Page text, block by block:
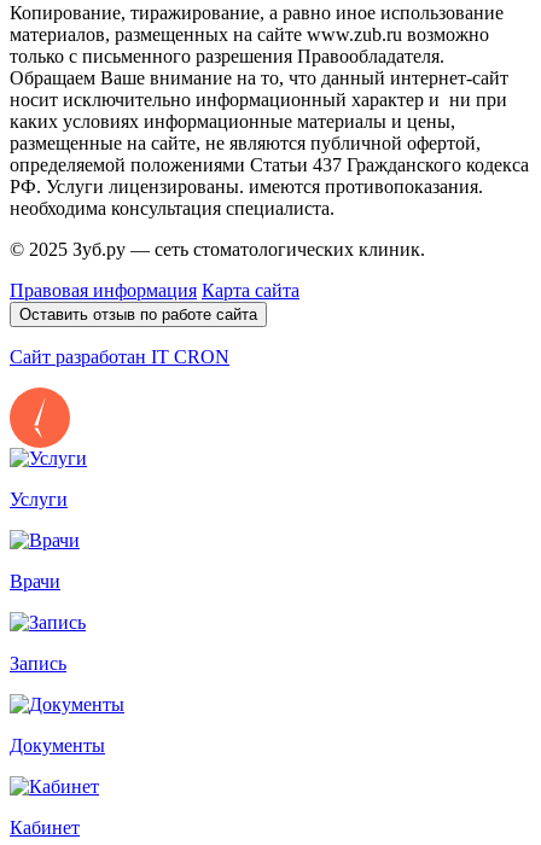
Копирование, тиражирование, а равно иное использование
материалов, размещенных на сайте www.zub.ru возможно
только с письменного разрешения Правообладателя.
Обращаем Ваше внимание на то, что данный интернет-сайт
носит исключительно информационный характер и ни при
каких условиях информационные материалы и цены,
размещенные на сайте, не являются публичной офертой,
определяемой положениями Статьи 437 Гражданского кодекса
РФ. Услуги лицензированы. имеются противопоказания.
необходима консультация специалиста.
© 2025 Зуб.ру — сеть стоматологических клиник.
Правовая информация Карта сайта
Оставить отзыв по работе сайта
Сайт разработан IT CRON
Услуги
Врачи
Запись
Документы
Кабинет